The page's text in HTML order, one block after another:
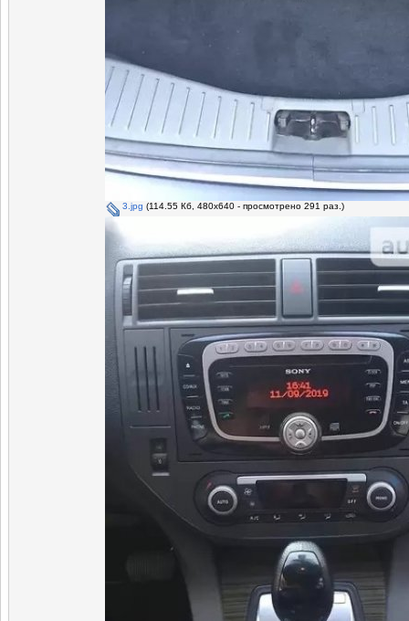
3.jpg (114.55 Кб, 480x640 - просмотрено 291 раз.)